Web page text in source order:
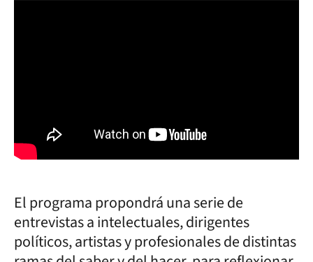
El programa propondrá una serie de
entrevistas a intelectuales, dirigentes
políticos, artistas y profesionales de distintas